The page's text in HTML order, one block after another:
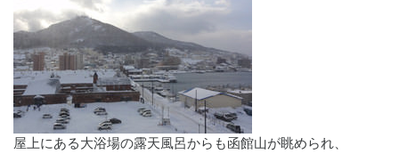
屋上にある大浴場の露天風呂からも函館山が眺められ、